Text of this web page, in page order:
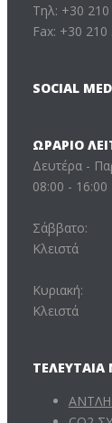
Τηλ: +30
Fax: +30 210
SOCIAL
ΩΡΆΡΙΟ
Δευτέρα -
08:00 - 16:00
Σάββατο:
Κλειστά
Κυριακή:
Κλειστά
ΤΕΛΕΥΤΑΊΑ